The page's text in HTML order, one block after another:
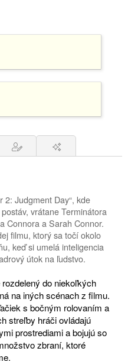
2: Judgment Day“, kde
vrátane Terminátora
Connora a Sarah Connor.
filmu, ktorý sa točí okolo
keď si umelá inteligencia
útok na ľudstvo.
do niekoľkých
na iných scénach z filmu.
s bočným rolovaním a
streľby hráči ovládajú
prostrediami a bojujú so
zbraní, ktoré